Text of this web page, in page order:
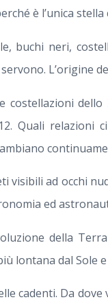
è l’unica stella
buchi neri,
L’origine
dello
Quali
visibili ad occhi
ed
della
lontana dal Sole
cadenti. Da